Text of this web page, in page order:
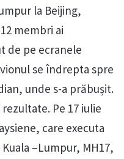
la Beijing,
membri ai
de pe ecranele
se îndrepta spre
unde s-a prăbușit.
Pe 17 iulie
care executa
–Lumpur, MH17,